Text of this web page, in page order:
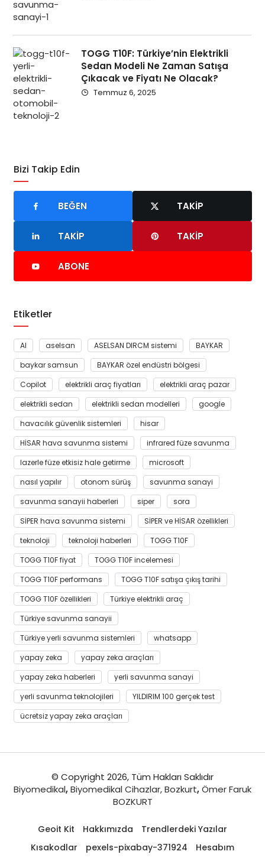
TOGG T10F: Türkiye’nin Elektrikli
Sedan Modeli Ne Zaman Satışa
Çıkacak ve Fiyatı Ne Olacak?
Temmuz 6, 2025
Bizi Takip Edin
BEĞEN TAKIP
TAKIP TAKIP
ABONE
Etiketler
AI aselsan ASELSAN DIRCM sistemi
BAYKAR
baykar samsun
BAYKAR özel endüstri bölgesi
Copilot
elektrikli araç fiyatları
elektrikli araç pazar
elektrikli sedan
elektrikli sedan modelleri
google
havacılık güvenlik sistemleri
hisar
HİSAR hava savunma sistemi
infrared füze savunma
lazerle füze etkisiz hale getirme
microsoft
nasıl yapılır
otonom sürüş
savunma sanayi
savunma sanayii haberleri
siper
sora
SİPER hava savunma sistemi
SİPER ve HİSAR özellikleri
teknoloji
teknoloji haberleri
TOGG T10F
TOGG T10F fiyat
TOGG T10F incelemesi
TOGG T10F performans
TOGG T10F satışa çıkış tarihi
TOGG T10F özellikleri
Türkiye elektrikli araç
Türkiye savunma sanayii
Türkiye yerli savunma sistemleri
whatsapp
yapay zeka
yapay zeka araçları
yapay zeka haberleri
yerli savunma sanayi
yerli savunma teknolojileri
YILDIRIM 100 gerçek test
ücretsiz yapay zeka araçları
© Copyright 2026, Tüm Hakları Saklıdır
Biyomedikal,Biyomedikal Cihazlar,Bozkurt,Ömer Faruk
BOZKURT
Geoit Kit Hakkımızda
Trendlerdeki Yazılar
Kısakodlar
pexels-pixabay-371924
Hesabım